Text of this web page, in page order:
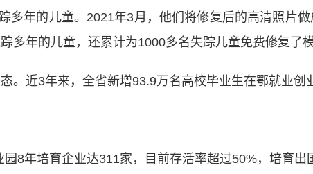
年的儿童。2021年3月，他们将修复后的高清照片做
多年的儿童，还累计为1000多名失踪儿童免费修复了模
近3年来，全省新增93.9万名高校毕业生在鄂就业创
年培育企业达311家，目前存活率超过50%，培育出